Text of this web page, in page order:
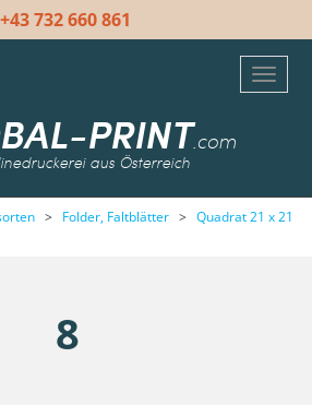
+43 732 660 861
PRINT.com
aus Österreich
> Folder, Faltblätter > Quadrat 21 x 21
8